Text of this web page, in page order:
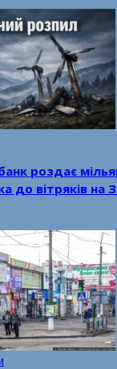
роздає
до вітряків на